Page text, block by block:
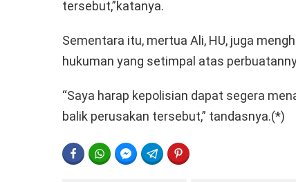
tersebut,”katanya.
Sementara itu, mertua Ali, HU, juga
hukuman yang setimpal atas
“Saya harap kepolisian dapat segera
balik perusakan tersebut,” tandasnya.(*)
FACEBOOKWHATSAPPFACEBOOK MESSENGER
TELEGRAM